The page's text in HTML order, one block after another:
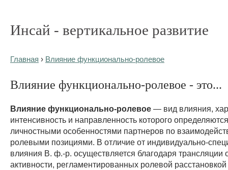
Инсай - вертикальное развитие
Главная › Влияние функционально-ролевое
Влияние функционально-ролевое - это...
Влияние функционально-ролевое — вид влияния,
интенсивность и направленность которого
личностными особенностями партнеров по
ролевыми позициями. В отличие от индивидуально-
влияния В. ф.-р. осуществляется благодаря трансляции
активности, регламентированных ролевой